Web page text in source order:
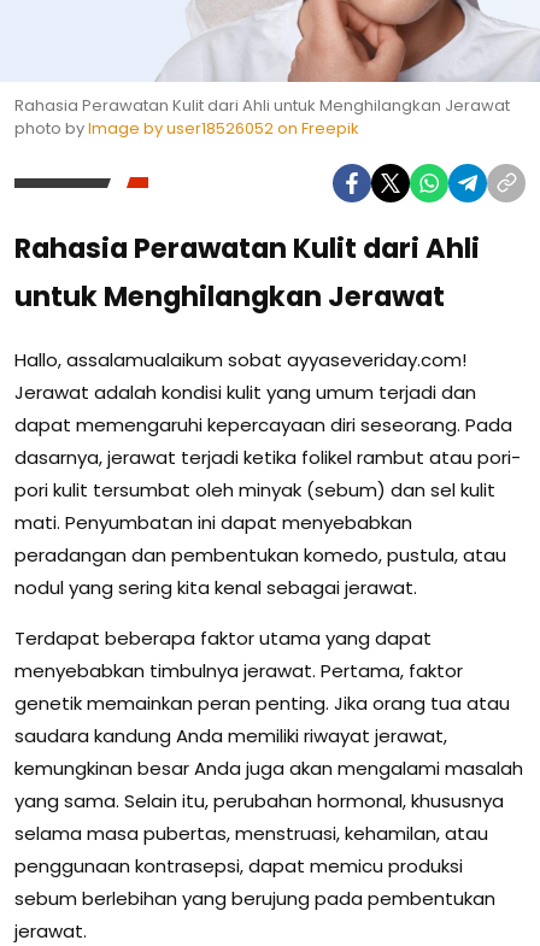
Rahasia Perawatan Kulit dari Ahli untuk Menghilangkan Jerawat
photo byImage by user18526052 on Freepik
Rahasia Perawatan Kulit dari Ahli
untuk Menghilangkan Jerawat
Hallo, assalamualaikum sobat ayyaseveriday.com!
Jerawat adalah kondisi kulit yang umum terjadi dan
dapat memengaruhi kepercayaan diri seseorang. Pada
dasarnya, jerawat terjadi ketika folikel rambut atau pori-
pori kulit tersumbat oleh minyak (sebum) dan sel kulit
mati. Penyumbatan ini dapat menyebabkan
peradangan dan pembentukan komedo, pustula, atau
nodul yang sering kita kenal sebagai jerawat.
Terdapat beberapa faktor utama yang dapat
menyebabkan timbulnya jerawat. Pertama, faktor
genetik memainkan peran penting. Jika orang tua atau
saudara kandung Anda memiliki riwayat jerawat,
kemungkinan besar Anda juga akan mengalami masalah
yang sama. Selain itu, perubahan hormonal, khususnya
selama masa pubertas, menstruasi, kehamilan, atau
penggunaan kontrasepsi, dapat memicu produksi
sebum berlebihan yang berujung pada pembentukan
jerawat.